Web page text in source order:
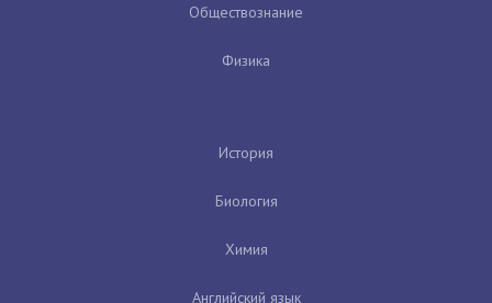
Обществознание
Физика
История
Биология
Химия
Английский язык